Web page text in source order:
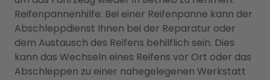
Reifenpannenhilfe: Bei einer Reifenpanne kann der
Abschleppdienst Ihnen bei der Reparatur oder
dem Austausch des Reifens behilflich sein. Dies
kann das Wechseln eines Reifens vor Ort oder das
Abschleppen zu einer nahegelegenen Werkstatt